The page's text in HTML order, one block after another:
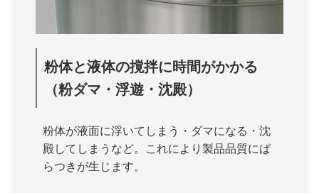
粉体と液体の撹拌に時間がかかる
（粉ダマ・浮遊・沈殿）
粉体が液面に浮いてしまう・ダマになる・沈
殿してしまうなど。これにより製品品質にば
らつきが生じます。